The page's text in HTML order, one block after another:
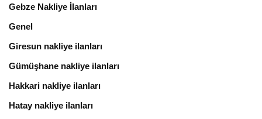
Gebze Nakliye İlanları
Genel
Giresun nakliye ilanları
Gümüşhane nakliye ilanları
Hakkari nakliye ilanları
Hatay nakliye ilanları